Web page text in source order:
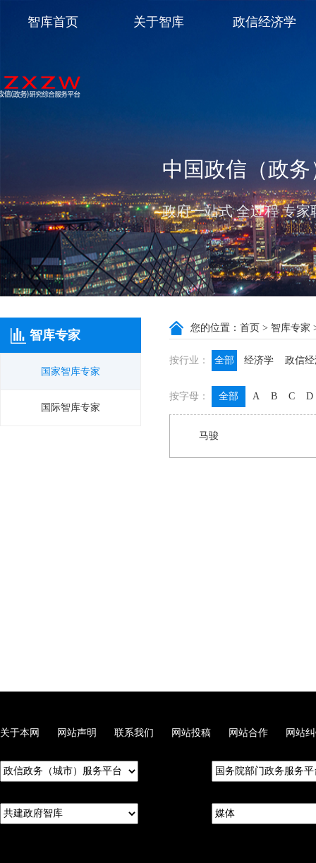
中国政信（政
政府一站式 全过程 专
智库首页 关于智库 政信经济学
智库专家
国家智库专家
国际智库专家
您的位置： 首页 > 智库专家
按行业： 全部 经济学
政信
膳食养生
名医西药
按字母： 全部 A B C D
马骏
关于本网 网站声明 联系我们 网站投稿 网站合作 网站